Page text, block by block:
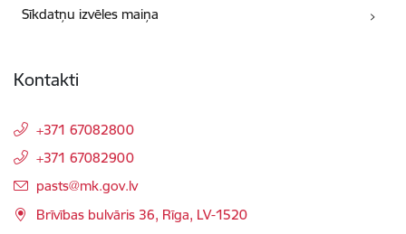
Sīkdatņu izvēles maiņa
Kontakti
+371 67082800
+371 67082900
E-pasts:
pasts@mk.gov.lv
Brīvības bulvāris 36, Rīga, LV-1520